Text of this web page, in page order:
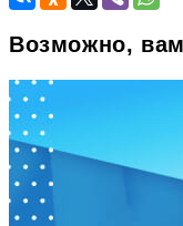
Возможно,